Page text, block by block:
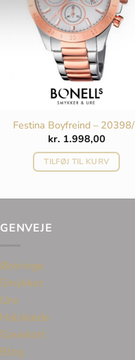
Festina Boyfreind –
kr. 1.998,00
TILFØJ TIL KURV
GENVEJE
Øreringe
Smykker
Ure
Halskæde
Gavekort
Blog